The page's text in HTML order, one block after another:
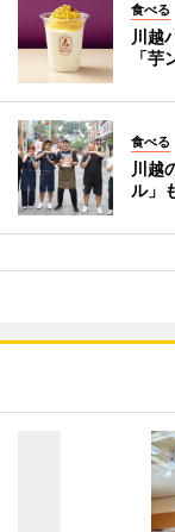
食べる
川越
「
食べる
川越
ル」